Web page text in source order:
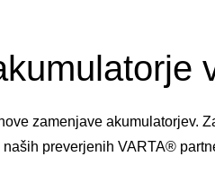
zamenjave akumulatorjev.
preverjenih VARTA®